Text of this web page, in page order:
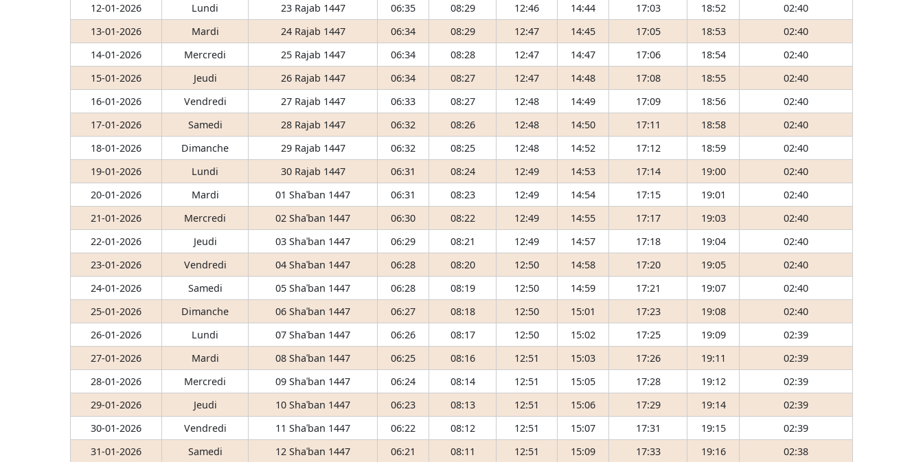
12-01-2026
Lundi 23 Rajab 1447 06:35 08:29 12:46 14:44 17:03 18:52
02:40
13-01-2026
Mardi 24 Rajab 1447 06:34 08:29 12:47 14:45 17:05 18:53
02:40
14-01-2026
Mercredi 25 Rajab 1447 06:34 08:28 12:47 14:47 17:06 18:54
02:40
15-01-2026
Jeudi 26 Rajab 1447 06:34 08:27 12:47 14:48 17:08 18:55
02:40
16-01-2026
Vendredi 27 Rajab 1447 06:33 08:27 12:48 14:49 17:09 18:56
02:40
17-01-2026
Samedi 28 Rajab 1447 06:32 08:26 12:48 14:50 17:11 18:58
02:40
18-01-2026
Dimanche 29 Rajab 1447 06:32 08:25 12:48 14:52 17:12 18:59
02:40
19-01-2026
Lundi 30 Rajab 1447 06:31 08:24 12:49 14:53 17:14 19:00
02:40
20-01-2026
Mardi 01 Shaʿban 1447 06:31 08:23 12:49 14:54 17:15 19:01
02:40
21-01-2026
Mercredi 02 Shaʿban 1447 06:30 08:22 12:49 14:55 17:17 19:03
02:40
22-01-2026
Jeudi 03 Shaʿban 1447 06:29 08:21 12:49 14:57 17:18 19:04
02:40
23-01-2026
Vendredi 04 Shaʿban 1447 06:28 08:20 12:50 14:58 17:20 19:05
02:40
24-01-2026
Samedi 05 Shaʿban 1447 06:28 08:19 12:50 14:59 17:21 19:07
02:40
25-01-2026
Dimanche 06 Shaʿban 1447 06:27 08:18 12:50 15:01 17:23 19:08
02:40
26-01-2026
Lundi 07 Shaʿban 1447 06:26 08:17 12:50 15:02 17:25 19:09
02:39
27-01-2026
Mardi 08 Shaʿban 1447 06:25 08:16 12:51 15:03 17:26 19:11
02:39
28-01-2026
Mercredi 09 Shaʿban 1447 06:24 08:14 12:51 15:05 17:28 19:12
02:39
29-01-2026
Jeudi 10 Shaʿban 1447 06:23 08:13 12:51 15:06 17:29 19:14
02:39
30-01-2026
Vendredi 11 Shaʿban 1447 06:22 08:12 12:51 15:07 17:31 19:15
02:39
31-01-2026
Samedi 12 Shaʿban 1447 06:21 08:11 12:51 15:09 17:33 19:16 02:38